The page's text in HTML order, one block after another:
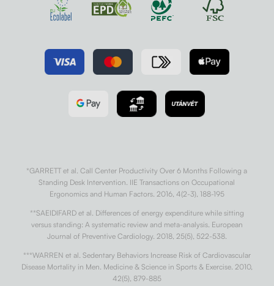
*GARRETT et al. Call Center Productivity Over 6 Months Following a
Standing Desk Intervention. IIE Transactions on Occupational
Ergonomics and Human Factors. 2016, 4(2-3), 188-195
**SAEIDIFARD et al. Differences of energy expenditure while sitting
versus standing: A systematic review and meta-analysis. European
Journal of Preventive Cardiology. 2018, 25(5), 522-538.
***WARREN et al. Sedentary Behaviors Increase Risk of Cardiovascular
Disease Mortality in Men. Medicine & Science in Sports & Exercise. 2010,
42(5), 879-885